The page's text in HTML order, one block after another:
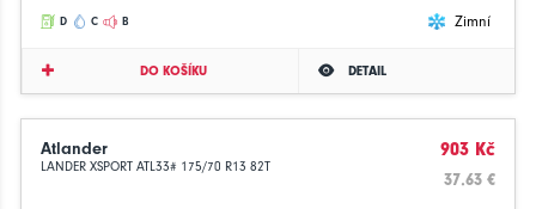
D C B Zimní
DO KOŠÍKU DETAIL
Atlander
LANDER XSPORT ATL33# 175/70 R13 82T
903 Kč
37.63 €